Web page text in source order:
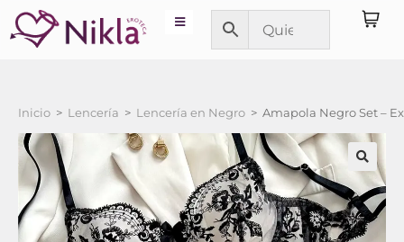
Inicio > Lencería > Lencería en Negro > Amapola Negro Set –